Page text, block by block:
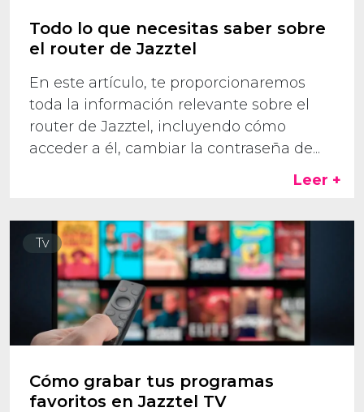
Todo lo que necesitas saber sobre
el router de Jazztel
En este artículo, te proporcionaremos
toda la información relevante sobre el
router de Jazztel, incluyendo cómo
acceder a él, cambiar la contraseña de...
Leer +
Tv
Cómo grabar tus programas
favoritos en Jazztel TV